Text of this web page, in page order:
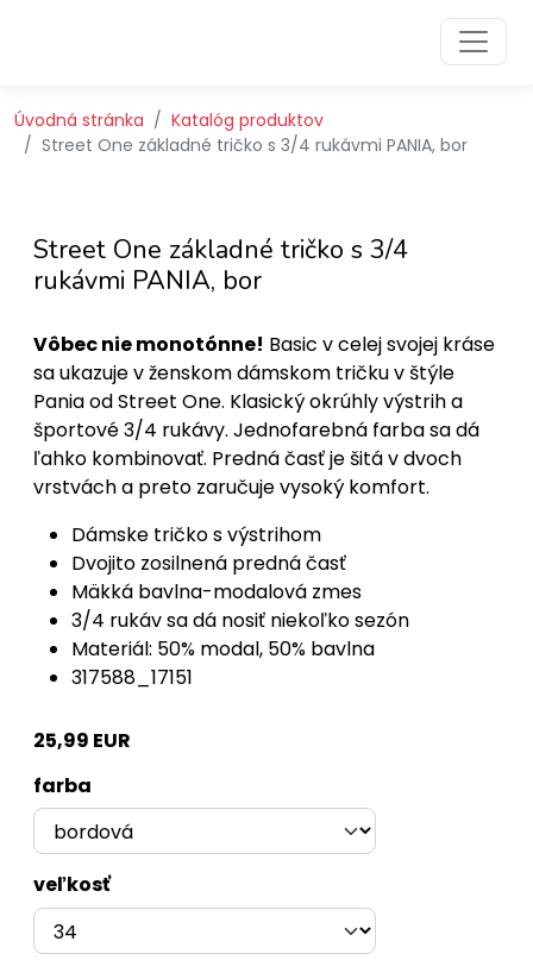
Úvodná stránka
Katalóg produktov
Street One základné tričko s 3/4 rukávmi PANIA, bor
Street One základné tričko s 3/4
rukávmi PANIA, bor
Vôbec nie monotónne! Basic v celej svojej kráse
sa ukazuje v ženskom dámskom tričku v štýle
Pania od Street One. Klasický okrúhly výstrih a
športové 3/4 rukávy. Jednofarebná farba sa dá
ľahko kombinovať. Predná časť je šitá v dvoch
vrstvách a preto zaručuje vysoký komfort.
Dámske tričko s výstrihom
Dvojito zosilnená predná časť
Mäkká bavlna-modalová zmes
3/4 rukáv sa dá nosiť niekoľko sezón
Materiál: 50% modal, 50% bavlna
317588_17151
25,99 EUR
farba
veľkosť